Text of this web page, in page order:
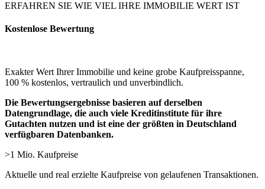
ERFAHREN SIE WIE VIEL IHRE IMMOBILIE WERT IST
Kostenlose Bewertung
Exakter Wert Ihrer Immobilie und keine grobe Kaufpreisspanne,
100 % kostenlos, vertraulich und unverbindlich.
Die Bewertungsergebnisse basieren auf derselben
Datengrundlage, die auch viele Kreditinstitute für ihre
Gutachten nutzen und ist eine der größten in Deutschland
verfügbaren Datenbanken.
>1 Mio. Kaufpreise
Aktuelle und real erzielte Kaufpreise von gelaufenen Transaktionen.